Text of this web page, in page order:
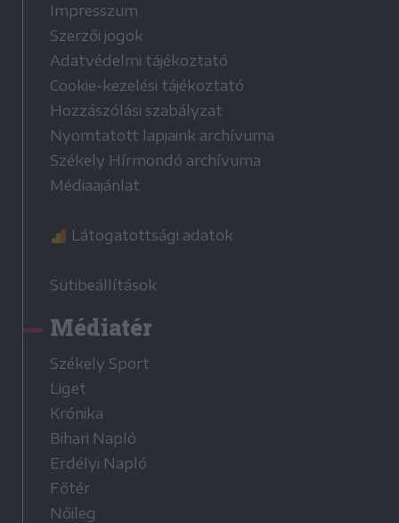
Impresszum
Szerzői jogok
Adatvédelmi tájékoztató
Cookie-kezelési tájékoztató
Hozzászólási szabályzat
Nyomtatott lapjaink archívuma
Székely Hírmondó archívuma
Médiaajánlat
Látogatottsági adatok
Sütibeállítások
Médiatér
Székely Sport
Liget
Krónika
Bihari Napló
Erdélyi Napló
Főtér
Nőileg